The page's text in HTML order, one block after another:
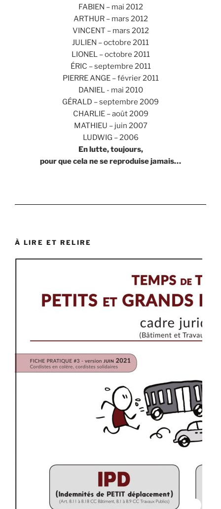
FABIEN – mai 2012
ARTHUR – mars 2012
VINCENT – mars 2012
JULIEN – octobre 2011
LIONEL – octobre 2011
ÉRIC – septembre 2011
PIERRE ANGE – février 2011
DANIEL - mai 2010
GÉRALD – septembre 2009
CHARLIE – août 2009
MATHIEU – juin 2007
LUDWIG – 2006
En lutte, toujours,
pour que cela ne se reproduise jamais…
À LIRE ET RELIRE